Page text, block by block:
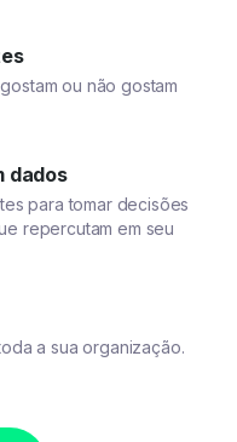
ou não gostam
dados
para tomar decisões
repercutam em seu
a sua organização.